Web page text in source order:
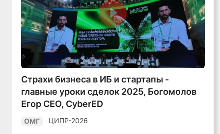
Смотреть видео
Страхи бизнеса в ИБ и стартапы -
главные уроки сделок 2025, Богомолов
Егор CEO, CyberED
ОМГ ЦИПР-2026